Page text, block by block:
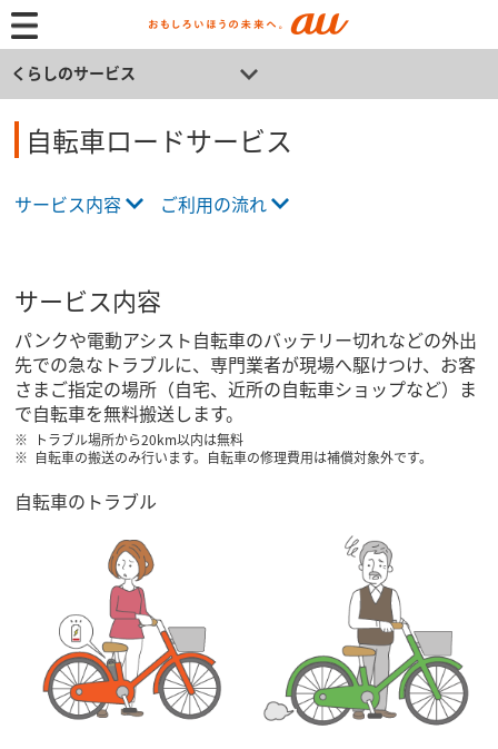
くらしのサービス
自転車ロードサービス
サービス内容 ご利用の流れ
サービス内容
パンクや電動アシスト自転車のバッテリー切れなどの外出
先での急なトラブルに、専門業者が現場へ駆けつけ、お客
さまご指定の場所（自宅、近所の自転車ショップなど）ま
で自転車を無料搬送します。
トラブル場所から20km以内は無料
自転車の搬送のみ行います。自転車の修理費用は補償対象外です。
自転車のトラブル